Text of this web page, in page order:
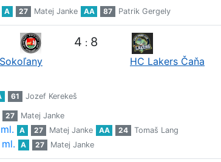
A 27 Matej Janke AA 87 Patrik Gergely
4 : 8
HC Lakers Čaňa
61 Jozef Kerekeš
27
Matej Janke
A 27 Matej Janke AA 24
Tomaš Lang
A 27 Matej Janke